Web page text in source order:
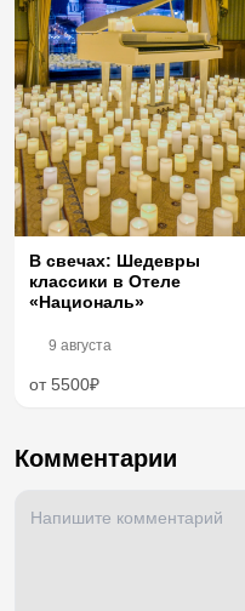
В свечах: Шедевры
классики в Отеле
«Националь»
9 августа
от 5500₽
Комментарии